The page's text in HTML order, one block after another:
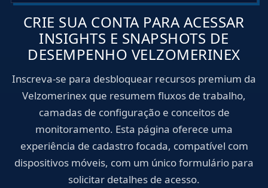
CRIE SUA CONTA PARA ACESSAR
INSIGHTS E SNAPSHOTS DE
DESEMPENHO VELZOMERINEX
Inscreva-se para desbloquear recursos premium da
Velzomerinex que resumem fluxos de trabalho,
camadas de configuração e conceitos de
monitoramento. Esta página oferece uma
experiência de cadastro focada, compatível com
dispositivos móveis, com um único formulário para
solicitar detalhes de acesso.